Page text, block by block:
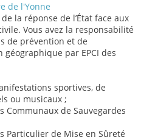
de l'Yonne
la réponse de l’État face aux
Vous avez la responsabilité
de prévention et de
par EPCI des
sportives, de
ou musicaux ;
Communaux de Sauvegardes
Particulier de Mise en Sûreté